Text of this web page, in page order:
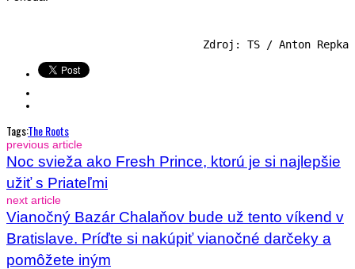
Zdroj: TS / Anton Repka
Tags:The Roots
previous article
Noc svieža ako Fresh Prince, ktorú je si najlepšie
užiť s Priateľmi
next article
Vianočný Bazár Chalaňov bude už tento víkend v
Bratislave. Príďte si nakúpiť vianočné darčeky a
pomôžete iným